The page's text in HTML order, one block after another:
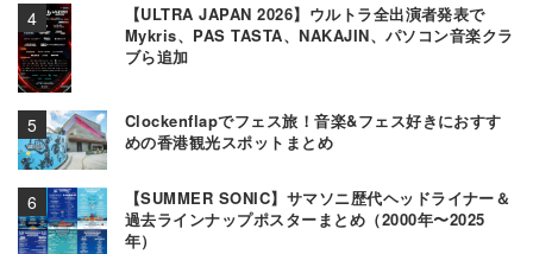
【ULTRA JAPAN 2026】ウルトラ全出演者発表で
Mykris、PAS TASTA、NAKAJIN、パソコン音楽クラ
ブら追加
Clockenflapでフェス旅！音楽&フェス好きにおすす
めの香港観光スポットまとめ
【SUMMER SONIC】サマソニ歴代ヘッドライナー＆
過去ラインナップポスターまとめ（2000年〜2025
年）